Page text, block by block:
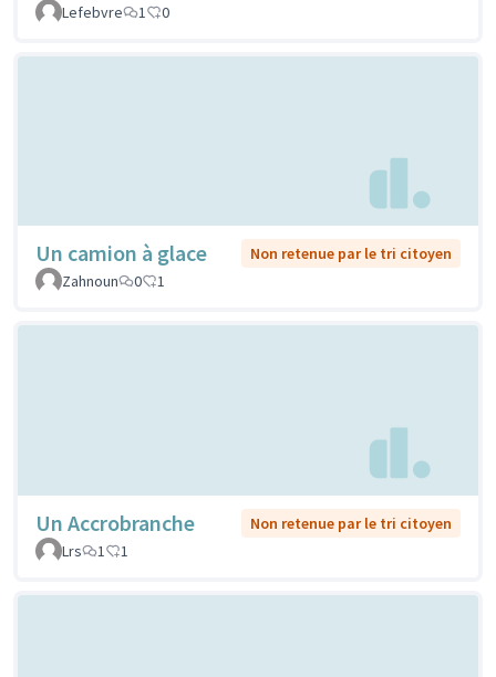
Lefebvre
1 0
Un camion à glace
Non retenue par le tri citoyen
Zahnoun
0 1
Un Accrobranche
Non retenue par le tri citoyen
Lrs
1 1